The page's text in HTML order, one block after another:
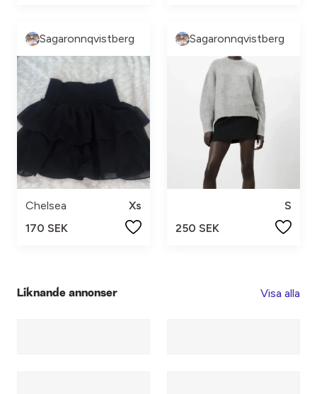
Sagaronnqvistberg
Chelsea
Xs
170 SEK
Sagaronnqvistberg
S
250 SEK
Liknande annonser Visa alla